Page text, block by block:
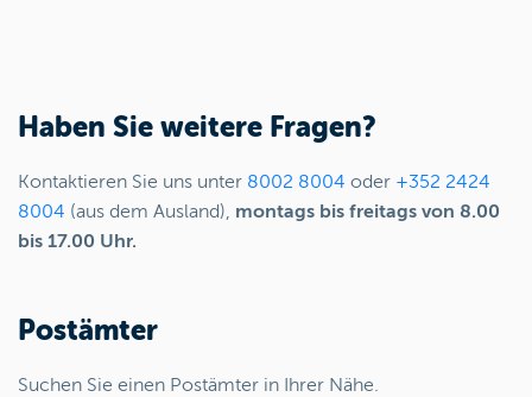
Haben Sie weitere Fragen?
Kontaktieren Sie uns unter 8002 8004 oder +352 2424
8004 (aus dem Ausland), montags bis freitags von 8.00
bis 17.00 Uhr.
Postämter
Suchen Sie einen Postämter in Ihrer Nähe.